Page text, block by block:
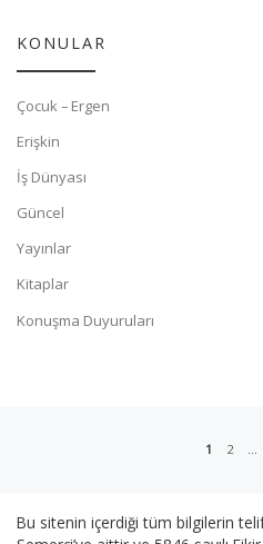
KONULAR
Çocuk – Ergen
Erişkin
İş Dünyası
Güncel
Yayınlar
Kitaplar
Konuşma Duyuruları
1 2 …
Bu sitenin içerdiği tüm bilgilerin